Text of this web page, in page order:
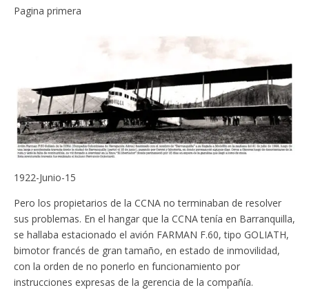
Pagina primera
1922-Junio-15
Pero los propietarios de la CCNA no terminaban de resolver
sus problemas. En el hangar que la CCNA tenía en Barranquilla,
se hallaba estacionado el avión FARMAN F.60, tipo GOLIATH,
bimotor francés de gran tamaño, en estado de inmovilidad,
con la orden de no ponerlo en funcionamiento por
instrucciones expresas de la gerencia de la compañía.